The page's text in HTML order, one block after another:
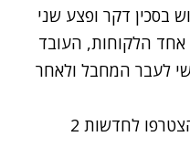
בסכין דקר ופצע שני
אחד הלקוחות, העובד
לעבר המחבל ולאחר
רוצים לקבל עדכונים נוספים? הצטרפו לחדשות 2